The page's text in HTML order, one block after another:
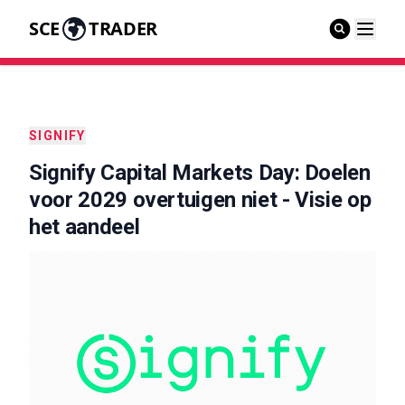
SCE TRADER
SIGNIFY
Signify Capital Markets Day: Doelen
voor 2029 overtuigen niet - Visie op
het aandeel